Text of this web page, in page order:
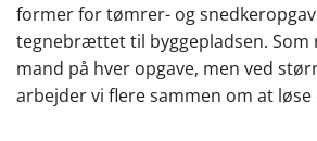
former for tømrer- og
tegnebrættet til byggepladsen. Som
mand på hver opgave, men ved
arbejder vi flere sammen om at løse